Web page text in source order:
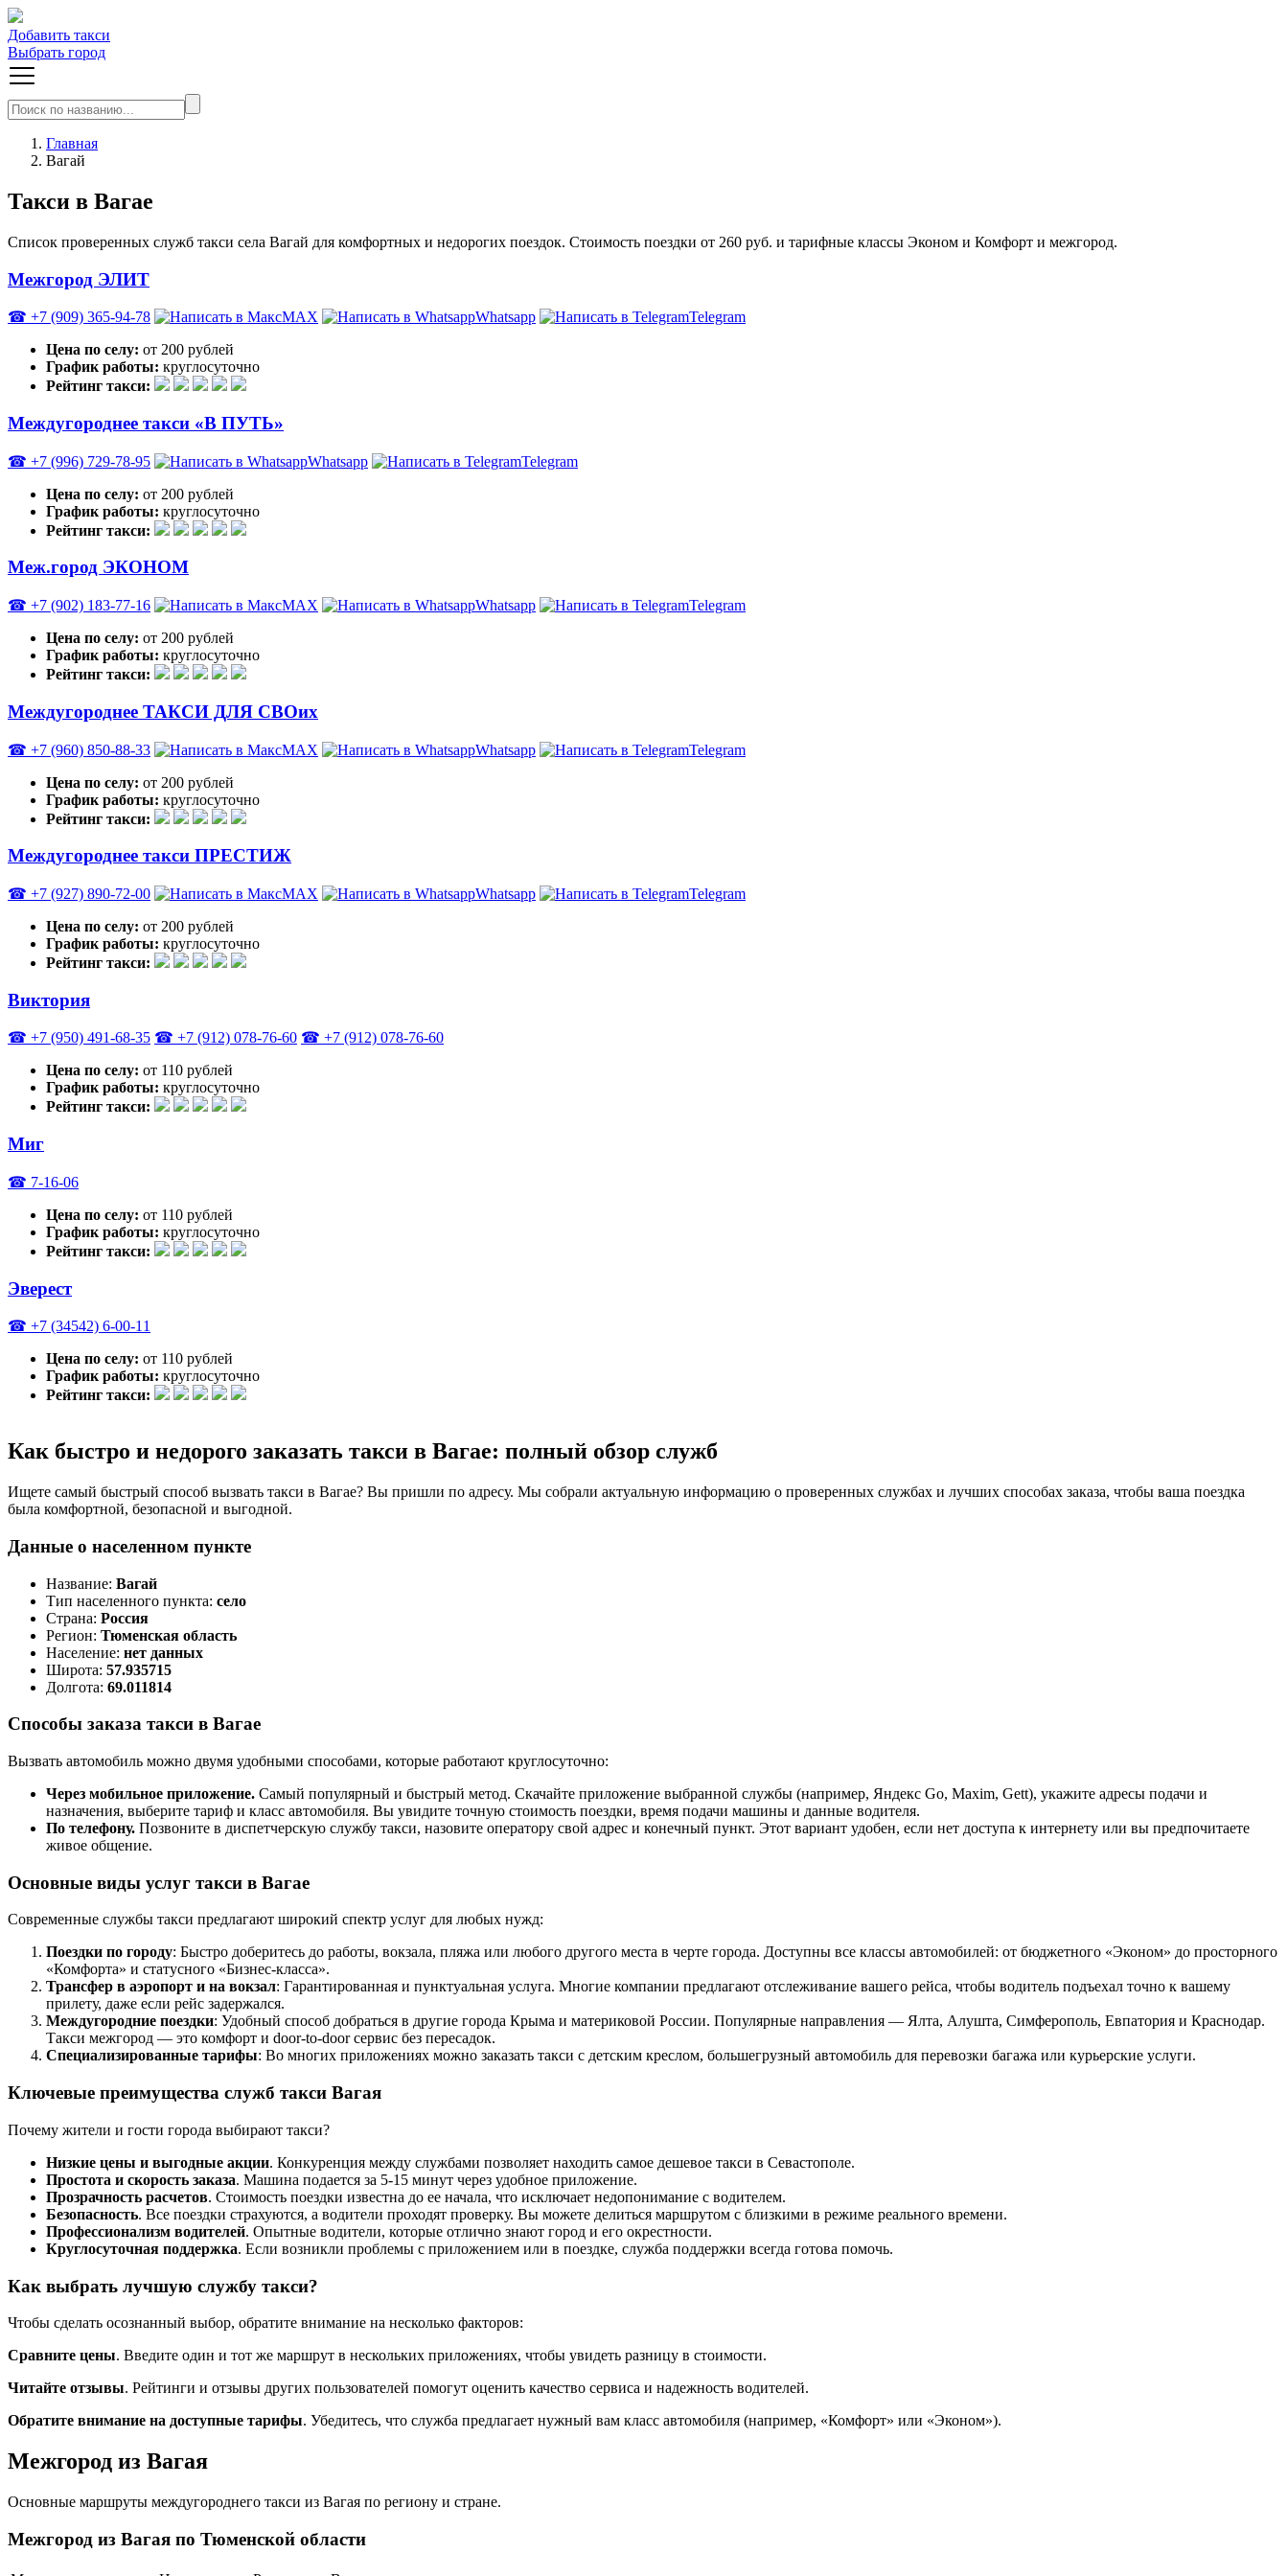
Добавить такси
Выбрать город
Главная
Вагай
Такси в Вагае
Список проверенных служб такси села Вагай для комфортных и недорогих поездок. Стоимость поездки от 260 руб. и тарифные классы Эконом и Комфорт и межгород.
Межгород ЭЛИТ
☎ +7 (909) 365-94-78 MAX Whatsapp
Telegram
Цена по селу: от 200 рублей
График работы: круглосуточно
Рейтинг такси:
Междугороднее такси «В ПУТЬ»
☎ +7 (996) 729-78-95 Whatsapp
Telegram
Цена по селу: от 200 рублей
График работы: круглосуточно
Рейтинг такси:
Меж.город ЭКОНОМ
☎ +7 (902) 183-77-16 MAX Whatsapp
Telegram
Цена по селу: от 200 рублей
График работы: круглосуточно
Рейтинг такси:
Междугороднее ТАКСИ ДЛЯ СВОих
☎ +7 (960) 850-88-33 MAX Whatsapp
Telegram
Цена по селу: от 200 рублей
График работы: круглосуточно
Рейтинг такси:
Междугороднее такси ПРЕСТИЖ
☎ +7 (927) 890-72-00 MAX Whatsapp
Telegram
Цена по селу: от 200 рублей
График работы: круглосуточно
Рейтинг такси:
Виктория
☎ +7 (950) 491-68-35 ☎ +7 (912) 078-76-60 ☎ +7 (912) 078-76-60
Цена по селу: от 110 рублей
График работы: круглосуточно
Рейтинг такси:
Миг
☎ 7-16-06
Цена по селу: от 110 рублей
График работы: круглосуточно
Рейтинг такси:
Эверест
☎ +7 (34542) 6-00-11
Цена по селу: от 110 рублей
График работы: круглосуточно
Рейтинг такси:
Как быстро и недорого заказать такси в Вагае: полный обзор служб
Ищете самый быстрый способ вызвать такси в Вагае? Вы пришли по адресу. Мы собрали актуальную информацию о проверенных службах и лучших способах заказа, чтобы ваша поездка
была комфортной, безопасной и выгодной.
Данные о населенном пункте
Название: Вагай
Тип населенного пункта: село
Страна: Россия
Регион: Тюменская область
Население: нет данных
Широта: 57.935715
Долгота: 69.011814
Способы заказа такси в Вагае
Вызвать автомобиль можно двумя удобными способами, которые работают круглосуточно:
Через мобильное приложение. Самый популярный и быстрый метод. Скачайте приложение выбранной службы (например, Яндекс Go, Maxim, Gett), укажите адресы подачи и
назначения, выберите тариф и класс автомобиля. Вы увидите точную стоимость поездки, время подачи машины и данные водителя.
По телефону. Позвоните в диспетчерскую службу такси, назовите оператору свой адрес и конечный пункт. Этот вариант удобен, если нет доступа к интернету или вы предпочитаете
живое общение.
Основные виды услуг такси в Вагае
Современные службы такси предлагают широкий спектр услуг для любых нужд:
Поездки по городу: Быстро доберитесь до работы, вокзала, пляжа или любого другого места в черте города. Доступны все классы автомобилей: от бюджетного «Эконом» до просторного
«Комфорта» и статусного «Бизнес-класса».
Трансфер в аэропорт и на вокзал: Гарантированная и пунктуальная услуга. Многие компании предлагают отслеживание вашего рейса, чтобы водитель подъехал точно к вашему
прилету, даже если рейс задержался.
Междугородние поездки: Удобный способ добраться в другие города Крыма и материковой России. Популярные направления — Ялта, Алушта, Симферополь, Евпатория и Краснодар.
Такси межгород — это комфорт и door-to-door сервис без пересадок.
Специализированные тарифы: Во многих приложениях можно заказать такси с детским креслом, большегрузный автомобиль для перевозки багажа или курьерские услуги.
Ключевые преимущества служб такси Вагая
Почему жители и гости города выбирают такси?
Низкие цены и выгодные акции. Конкуренция между службами позволяет находить самое дешевое такси в Севастополе.
Простота и скорость заказа. Машина подается за 5-15 минут через удобное приложение.
Прозрачность расчетов. Стоимость поездки известна до ее начала, что исключает недопонимание с водителем.
Безопасность. Все поездки страхуются, а водители проходят проверку. Вы можете делиться маршрутом с близкими в режиме реального времени.
Профессионализм водителей. Опытные водители, которые отлично знают город и его окрестности.
Круглосуточная поддержка. Если возникли проблемы с приложением или в поездке, служба поддержки всегда готова помочь.
Как выбрать лучшую службу такси?
Чтобы сделать осознанный выбор, обратите внимание на несколько факторов:
Сравните цены. Введите один и тот же маршрут в нескольких приложениях, чтобы увидеть разницу в стоимости.
Читайте отзывы. Рейтинги и отзывы других пользователей помогут оценить качество сервиса и надежность водителей.
Обратите внимание на доступные тарифы. Убедитесь, что служба предлагает нужный вам класс автомобиля (например, «Комфорт» или «Эконом»).
Межгород из Вагая
Основные маршруты междугороднего такси из Вагая по региону и стране.
Межгород из Вагая по Тюменской области